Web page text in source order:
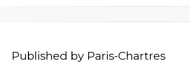
Published by Paris-Chartres